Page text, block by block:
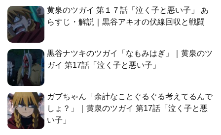
黄泉のツガイ 第１７話「泣く子と悪い子」 あ
らすじ・解説｜黒谷アキオの伏線回収と戦闘
黒谷ナツキのツガイ「なもみはぎ」｜黄泉のツ
ガイ 第17話「泣く子と悪い子」
ガブちゃん「余計なことぐるぐる考えてるんで
しょ？」｜黄泉のツガイ 第17話「泣く子と悪
い子」